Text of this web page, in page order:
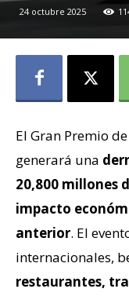
24 octubre 2025
El Gran Premio
generará una
20,800 millones
impacto
anterior. El
internacionales,
restaurantes,